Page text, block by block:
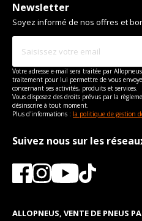
Newsletter
Soyez informé de nos offres et
Votre adresse e-mail sera traitée par
traitement pour lui permettre de vous
concernant ses activités, produits et services.
Vous disposez des droits prévus par la
désinscrire à tout moment.
Plus d'informations : la politique de gestion
Suivez nous sur les
ALLOPNEUS, VENTE DE PNEUS